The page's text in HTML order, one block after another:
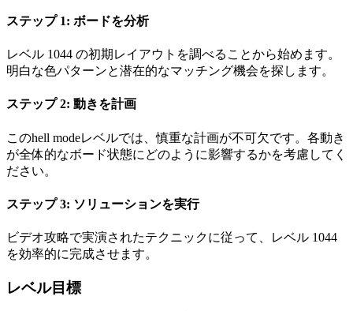
ステップ 1: ボードを分析
レベル 1044 の初期レイアウトを調べることから始めます。
明白な色パターンと潜在的なマッチング機会を探します。
ステップ 2: 動きを計画
このhell modeレベルでは、慎重な計画が不可欠です。各動き
が全体的なボード状態にどのように影響するかを考慮してく
ださい。
ステップ 3: ソリューションを実行
ビデオ攻略で実演されたテクニックに従って、レベル 1044
を効率的に完成させます。
レベル目標